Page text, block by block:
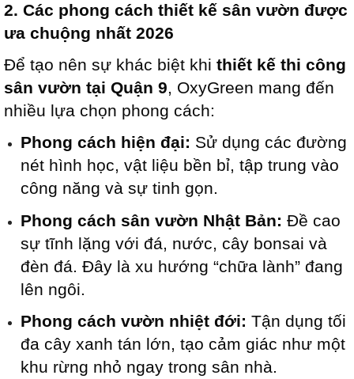
2. Các phong cách thiết kế sân vườn được
ưa chuộng nhất 2026
Để tạo nên sự khác biệt khi thiết kế thi công
sân vườn tại Quận 9, OxyGreen mang đến
nhiều lựa chọn phong cách:
Phong cách hiện đại: Sử dụng các đường
nét hình học, vật liệu bền bỉ, tập trung vào
công năng và sự tinh gọn.
Phong cách sân vườn Nhật Bản: Đề cao
sự tĩnh lặng với đá, nước, cây bonsai và
đèn đá. Đây là xu hướng “chữa lành” đang
lên ngôi.
Phong cách vườn nhiệt đới: Tận dụng tối
đa cây xanh tán lớn, tạo cảm giác như một
khu rừng nhỏ ngay trong sân nhà.